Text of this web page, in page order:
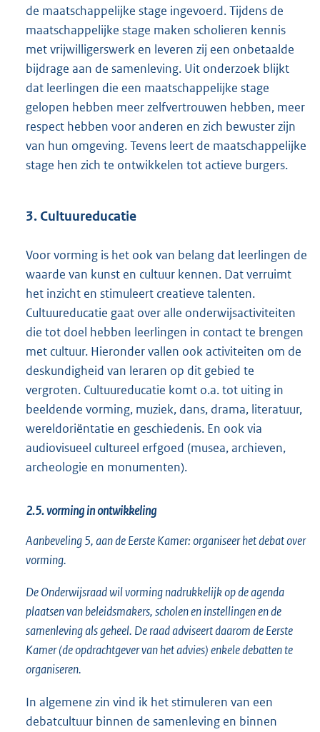
de maatschappelijke stage ingevoerd. Tijdens de
maatschappelijke stage maken scholieren kennis
met vrijwilligerswerk en leveren zij een onbetaalde
bijdrage aan de samenleving. Uit onderzoek blijkt
dat leerlingen die een maatschappelijke stage
gelopen hebben meer zelfvertrouwen hebben, meer
respect hebben voor anderen en zich bewuster zijn
van hun omgeving. Tevens leert de maatschappelijke
stage hen zich te ontwikkelen tot actieve burgers.
3. Cultuureducatie
Voor vorming is het ook van belang dat leerlingen de
waarde van kunst en cultuur kennen. Dat verruimt
het inzicht en stimuleert creatieve talenten.
Cultuureducatie gaat over alle onderwijsactiviteiten
die tot doel hebben leerlingen in contact te brengen
met cultuur. Hieronder vallen ook activiteiten om de
deskundigheid van leraren op dit gebied te
vergroten. Cultuureducatie komt o.a. tot uiting in
beeldende vorming, muziek, dans, drama, literatuur,
wereldoriëntatie en geschiedenis. En ook via
audiovisueel cultureel erfgoed (musea, archieven,
archeologie en monumenten).
2.5. vorming in ontwikkeling
Aanbeveling 5, aan de Eerste Kamer: organiseer het debat over
vorming.
De Onderwijsraad wil vorming nadrukkelijk op de agenda
plaatsen van beleidsmakers, scholen en instellingen en de
samenleving als geheel. De raad adviseert daarom de Eerste
Kamer (de opdrachtgever van het advies) enkele debatten te
organiseren.
In algemene zin vind ik het stimuleren van een
debatcultuur binnen de samenleving en binnen